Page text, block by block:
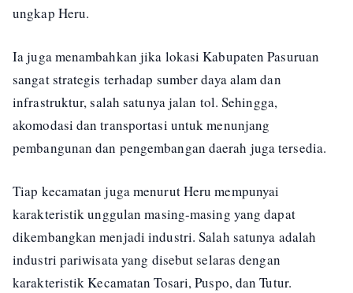
ungkap Heru.
Ia juga menambahkan jika lokasi Kabupaten Pasuruan
sangat strategis terhadap sumber daya alam dan
infrastruktur, salah satunya jalan tol. Sehingga,
akomodasi dan transportasi untuk menunjang
pembangunan dan pengembangan daerah juga tersedia.
Tiap kecamatan juga menurut Heru mempunyai
karakteristik unggulan masing-masing yang dapat
dikembangkan menjadi industri. Salah satunya adalah
industri pariwisata yang disebut selaras dengan
karakteristik Kecamatan Tosari, Puspo, dan Tutur.